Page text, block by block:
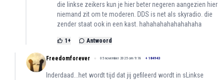
die linkse zeikers kun je hier beter negeren aangezien hier
niemand zit om te moderen. DDS is net als skyradio. die
zender staat ook in een kast. hahahahahahahahaha
1 + Antwoord
Freedomforever 05 november 2025 om 9:18 + 184943
Inderdaad...het wordt tijd dat jij gefileerd wordt in sLinkse